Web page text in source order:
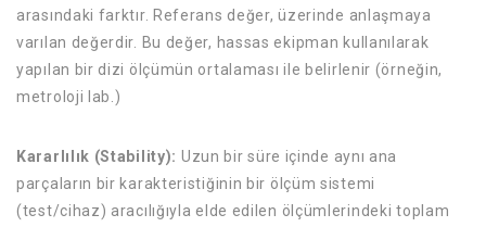
arasındaki farktır. Referans değer, üzerinde anlaşmaya
varılan değerdir. Bu değer, hassas ekipman kullanılarak
yapılan bir dizi ölçümün ortalaması ile belirlenir (örneğin,
metroloji lab.)
Kararlılık (Stability): Uzun bir süre içinde aynı ana
parçaların bir karakteristiğinin bir ölçüm sistemi
(test/cihaz) aracılığıyla elde edilen ölçümlerindeki toplam